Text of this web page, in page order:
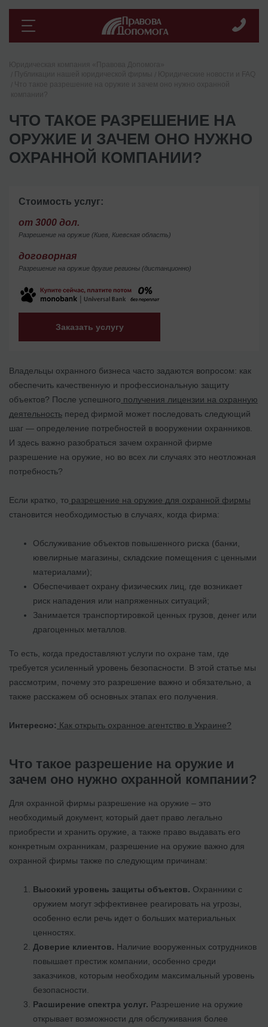
ЧТО ТАКОЕ РАЗРЕШЕНИЕ НА
ОРУЖИЕ И ЗАЧЕМ ОНО НУЖНО
ОХРАННОЙ КОМПАНИИ?
Стоимость услуг:
от 3000 дол.
Разрешение на оружие (Киев, Киевская область)
договорная
Разрешение на оружие другие регионы (дистанционно)
Заказать услугу
Владельцы охранного бизнеса часто задаются вопросом: как
обеспечить качественную и профессиональную защиту
объектов? После успешного получения лицензии на охранную
деятельность перед фирмой может последовать следующий
шаг — определение потребностей в вооружении охранников.
И здесь важно разобраться зачем охранной фирме
разрешение на оружие, но во всех ли случаях это неотложная
потребность?
Если кратко, то разрешение на оружие для охранной фирмы
становится необходимостью в случаях, когда фирма:
Обслуживание объектов повышенного риска (банки,
ювелирные магазины, складские помещения с ценными
материалами);
Обеспечивает охрану физических лиц, где возникает
риск нападения или напряженных ситуаций;
Занимается транспортировкой ценных грузов, денег или
драгоценных металлов.
То есть, когда предоставляют услуги по охране там, где
требуется усиленный уровень безопасности. В этой статье мы
рассмотрим, почему это разрешение важно и обязательно, а
также расскажем об основных этапах его получения.
Интересно: Как открыть охранное агентство в Украине?
Что такое разрешение на оружие и
зачем оно нужно охранной компании?
Для охранной фирмы разрешение на оружие – это
необходимый документ, который дает право легально
приобрести и хранить оружие, а также право выдавать его
конкретным охранникам, разрешение на оружие важно для
охранной фирмы также по следующим причинам:
Высокий уровень защиты объектов. Охранники с
оружием могут эффективнее реагировать на угрозы,
особенно если речь идет о больших материальных
ценностях.
Доверие клиентов. Наличие вооруженных сотрудников
повышает престиж компании, особенно среди
заказчиков, которым необходим максимальный уровень
безопасности.
Расширение спектра услуг. Разрешение на оружие
открывает возможности для обслуживания более